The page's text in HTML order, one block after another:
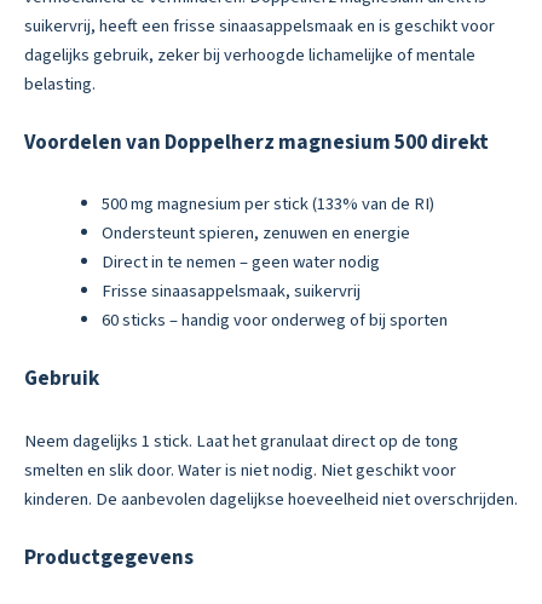
suikervrij, heeft een frisse sinaasappelsmaak en is geschikt voor
dagelijks gebruik, zeker bij verhoogde lichamelijke of mentale
belasting.
Voordelen van Doppelherz magnesium 500 direkt
500 mg magnesium per stick (133% van de RI)
Ondersteunt spieren, zenuwen en energie
Direct in te nemen – geen water nodig
Frisse sinaasappelsmaak, suikervrij
60 sticks – handig voor onderweg of bij sporten
Gebruik
Neem dagelijks 1 stick. Laat het granulaat direct op de tong
smelten en slik door. Water is niet nodig. Niet geschikt voor
kinderen. De aanbevolen dagelijkse hoeveelheid niet overschrijden.
Productgegevens